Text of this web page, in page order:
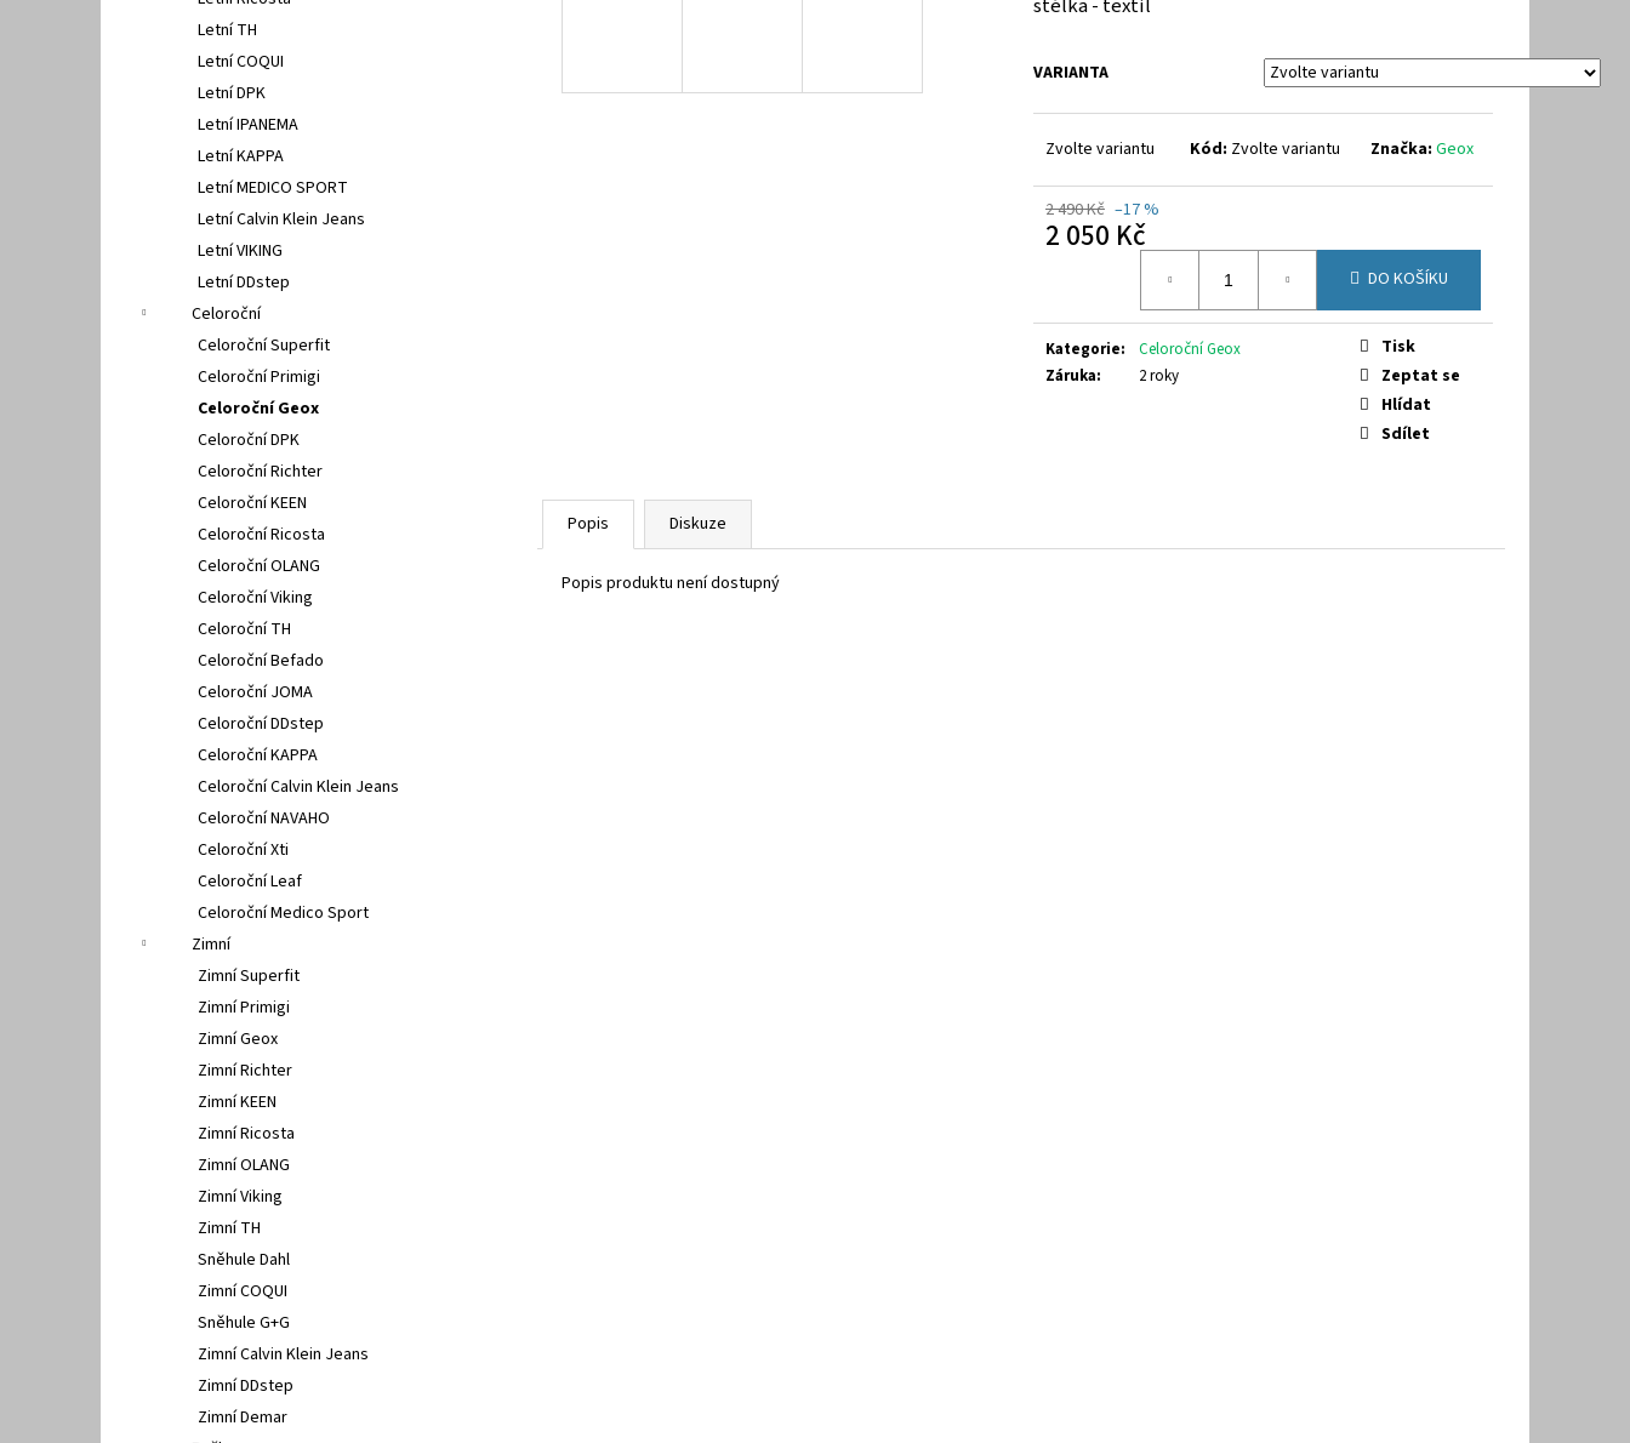
Letní TH
Letní COQUI
Letní DPK
Letní IPANEMA
Letní KAPPA
Letní MEDICO SPORT
Letní Calvin Klein Jeans
Letní VIKING
Letní DDstep
Celoroční
Celoroční Superfit
Celoroční Primigi
Celoroční Geox
Celoroční DPK
Celoroční Richter
Celoroční KEEN
Celoroční Ricosta
Celoroční OLANG
Celoroční Viking
Celoroční TH
Celoroční Befado
Celoroční JOMA
Celoroční DDstep
Celoroční KAPPA
Celoroční Calvin Klein Jeans
Celoroční NAVAHO
Celoroční Xti
Celoroční Leaf
Celoroční Medico Sport
Zimní
Zimní Superfit
Zimní Primigi
Zimní Geox
Zimní Richter
Zimní KEEN
Zimní Ricosta
Zimní OLANG
Zimní Viking
Zimní TH
Sněhule Dahl
Zimní COQUI
Sněhule G+G
Zimní Calvin Klein Jeans
Zimní DDstep
Zimní Demar
VARIANTA
Zvolte variantu Kód: Zvolte variantu Značka:Geox
2 490 Kč –17 %
2 050 Kč
DO KOŠÍKU
Kategorie:
Celoroční Geox
Záruka: 2 roky
Tisk
Zeptat se
Hlídat
Sdílet
Popis Diskuze
Popis produktu není dostupný